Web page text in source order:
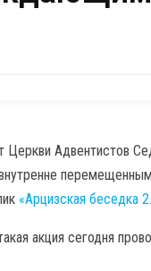
Церкви Адвентистов
«Арцизская беседка
акция сегодня